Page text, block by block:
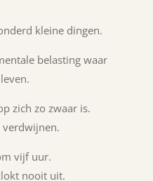
kleine dingen.
belasting waar
zich zo zwaar is.
verdwijnen.
vijf uur.
nooit uit.